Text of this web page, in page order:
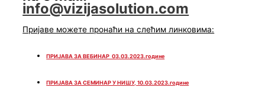
info@vizijasolution.com
Пријаве можете пронаћи на слећим линковима:
ПРИЈАВА ЗА ВЕБИНАР 03.03.2023.године
ПРИЈАВА ЗА СЕМИНАР У НИШУ, 10.03.2023.године